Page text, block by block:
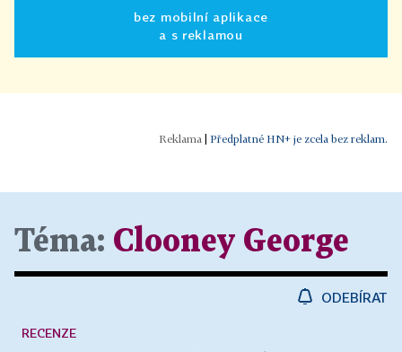
bez mobilní aplikace
a s reklamou
Předplatné HN+ je zcela bez reklam.
Téma: Clooney George
ODEBÍRAT
RECENZE